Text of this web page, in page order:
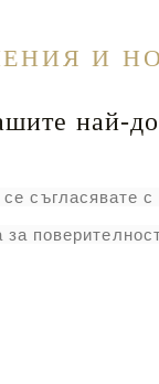
И
най-
съгласявате
за